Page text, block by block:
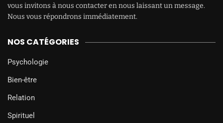
vous invitons à nous contacter en nous laissant un message.
Nous vous répondrons immédiatement.
NOS CATÉGORIES
Psychologie
Bien-être
Relation
Spirituel